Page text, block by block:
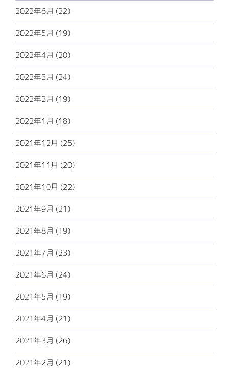
2022年6月 (22)
2022年5月 (19)
2022年4月 (20)
2022年3月 (24)
2022年2月 (19)
2022年1月 (18)
2021年12月 (25)
2021年11月 (20)
2021年10月 (22)
2021年9月 (21)
2021年8月 (19)
2021年7月 (23)
2021年6月 (24)
2021年5月 (19)
2021年4月 (21)
2021年3月 (26)
2021年2月 (21)